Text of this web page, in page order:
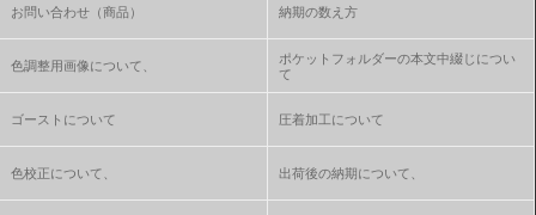
お問い合わせ（商品） 納期の数え方
色調整用画像について、
ポケットフォルダーの本文中綴じについ
て
ゴーストについて 圧着加工について
色校正について、 出荷後の納期について、